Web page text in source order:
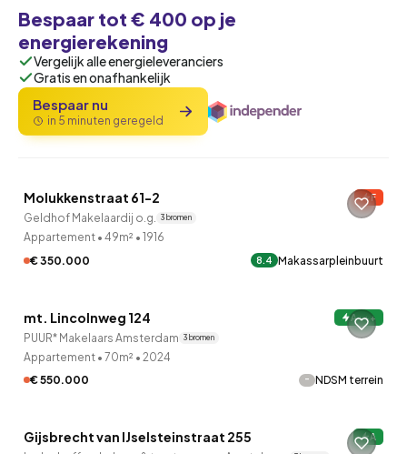
Bespaar tot € 400 op je
energierekening
Vergelijk alle energieleveranciers
Gratis en onafhankelijk
Bespaar nu
in 5 minuten geregeld
Molukkenstraat 61-2 F
Geldhof Makelaardij o.g. 3 bronnen
Appartement • 49m² • 1916
€ 350.000
8.4 Makassarpleinbuurt
mt. Lincolnweg 124 A+++
PUUR* Makelaars Amsterdam 3 bronnen
Appartement • 70m² • 2024
€ 550.000
- NDSM terrein
Gijsbrecht van IJselsteinstraat 255 A